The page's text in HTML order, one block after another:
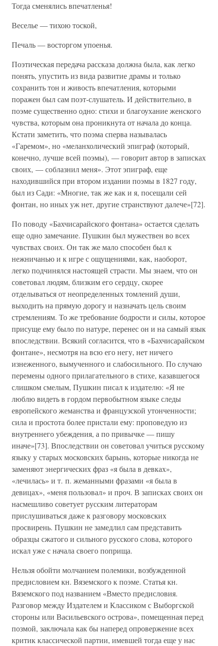
Тогда сменялись впечатленья!
Веселье — тихою тоской,
Печаль — восторгом упоенья.
Поэтическая передача рассказа должна была, как легко
понять, упустить из вида развитие драмы и только
сохранить тон и живость впечатления, которыми
поражен был сам поэт-слушатель. И действительно, в
поэме существенно одно: стихи и благоухание женского
чувства, которым она проникнута от начала до конца.
Кстати заметить, что поэма сперва называлась
«Гаремом», но «меланхолический эпиграф (который,
конечно, лучше всей поэмы), — говорит автор в записках
своих, — соблазнил меня». Этот эпиграф, еще
находившийся при втором издании поэмы в 1827 году,
был из Сади: «Многие, так же как и я, посещали сей
фонтан, но иных уж нет, другие странствуют далече»[72].
По поводу «Бахчисарайского фонтана» остается сделать
еще одно замечание. Пушкин был мужествен во всех
чувствах своих. Он так же мало способен был к
нежничанью и к игре с ощущениями, как, наоборот,
легко подчинялся настоящей страсти. Мы знаем, что он
советовал людям, близким его сердцу, скорее
отделываться от неопределенных томлений души,
выходить на прямую дорогу и назначать цель своим
стремлениям. То же требование бодрости и силы, которое
присуще ему было по натуре, перенес он и на самый язык
впоследствии. Всякий согласится, что в «Бахчисарайском
фонтане», несмотря на всю его негу, нет ничего
изнеженного, вымученного и слабосильного. По случаю
перемены одного прилагательного в стихе, казавшегося
слишком смелым, Пушкин писал к издателю: «Я не
люблю видеть в гордом первобытном языке следы
европейского жеманства и французской утонченности;
сила и простота более пристали ему: проповедую из
внутреннего убеждения, а по привычке — пишу
иначе»[73]. Впоследствии он советовал учиться русскому
языку у старых московских барынь, которые никогда не
заменяют энергических фраз «я была в девках»,
«лечилась» и т. п. жеманными фразами «я была в
девицах», «меня пользовал» и проч. В записках своих он
насмешливо советует русским литераторам
прислушиваться даже к разговору московских
просвирень. Пушкин не замедлил сам представить
образцы сжатого и сильного русского слова, которого
искал уже с начала своего поприща.
Нельзя обойти молчанием полемики, возбужденной
предисловием кн. Вяземского к поэме. Статья кн.
Вяземского под названием «Вместо предисловия.
Разговор между Издателем и Классиком с Выборгской
стороны или Васильевского острова», помещенная перед
позмой, заключала как бы наперед опровержение всех
критик классической партии, имевшей тогда еще у нас